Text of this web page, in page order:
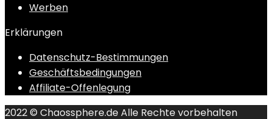
Werben
Erklärungen
Datenschutz-Bestimmungen
Geschäftsbedingungen
Affiliate-Offenlegung
2022 © Chaossphere.de Alle Rechte vorbehalten